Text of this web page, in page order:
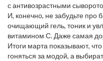
с антивозрастными
часто дает видимый эффект
И, конечно, не забудьте про
очищающий гель, тоник и
витамином С. Даже самая
результата без
Итоги марта показывают,
гоняться за модой, а